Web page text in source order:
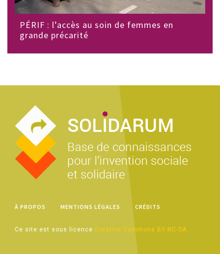
PÉRIF : l’accès au soin de femmes en
grande précarité
À PROPOS MENTIONS LÉGALES CRÉDITS
Ce site est sous licence Creative Commons BY-NC-SA